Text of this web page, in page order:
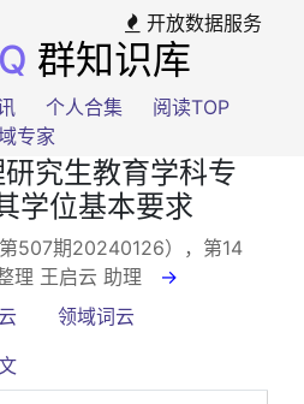
开放数据服务
群知识库
个人合集
阅读TOP
专家
究生教育学科专
学位基本要求
507期20240126），第14
理 王启云 助理
→
领域词云